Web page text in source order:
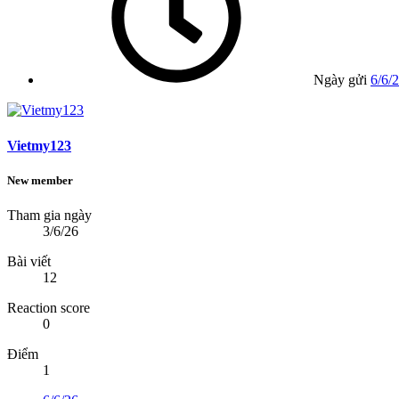
Ngày gửi 6/6/
Vietmy123
New member
Tham gia ngày
3/6/26
Bài viết
12
Reaction score
0
Điểm
1